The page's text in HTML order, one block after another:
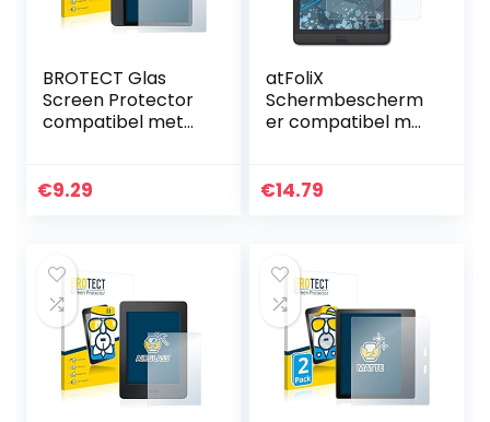
BROTECT Glas
Screen Protector
compatibel met
er [9H Hardheid,
€9.29
atFoliX
Schermbescherm
er compatibel met
ultra-helder FX
€14.79